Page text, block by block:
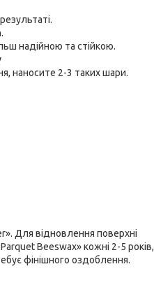
надійною та стійкою.
наносите 2-3 таких шари.
Для відновлення поверхні
Beeswax» кожні 2-5 років,
фінішного оздоблення.